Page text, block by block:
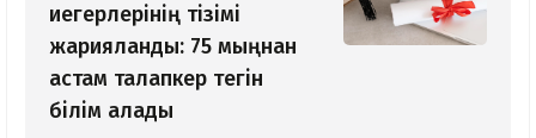
иегерлерінің тізімі
жарияланды: 75 мыңнан
астам талапкер тегін
білім алады